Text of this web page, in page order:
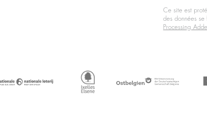
Ce site est
des données se
Processing